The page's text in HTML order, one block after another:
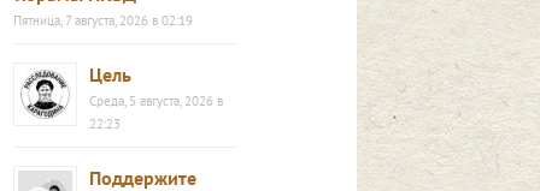
Пятница, 7 августа, 2026 в 02:19
Цель
Среда, 5 августа, 2026 в
22:23
Поддержите